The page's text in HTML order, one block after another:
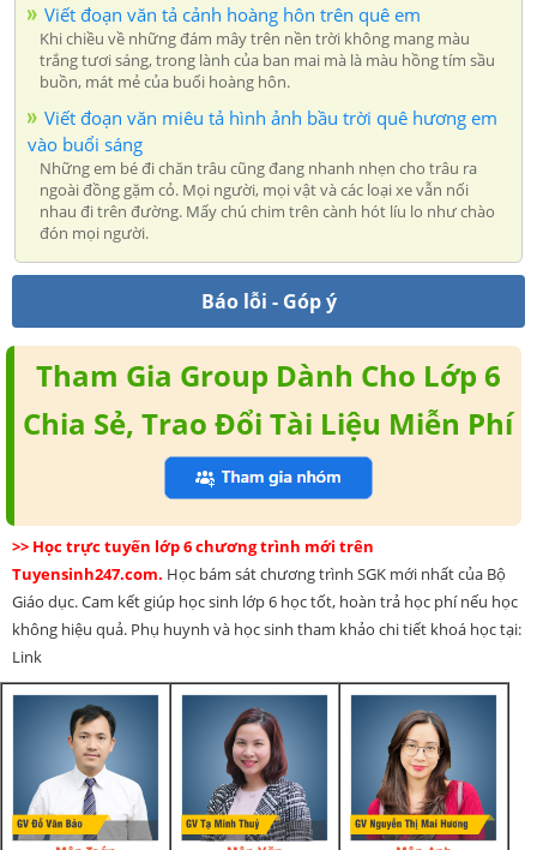
Viết đoạn văn tả cảnh hoàng hôn trên quê em
Khi chiều về những đám mây trên nền trời không mang màu
trắng tươi sáng, trong lành của ban mai mà là màu hồng tím sầu
buồn, mát mẻ của buổi hoàng hôn.
Viết đoạn văn miêu tả hình ảnh bầu trời quê hương em
vào buổi sáng
Những em bé đi chăn trâu cũng đang nhanh nhẹn cho trâu ra
ngoài đồng gặm cỏ. Mọi người, mọi vật và các loại xe vẫn nối
nhau đi trên đường. Mấy chú chim trên cành hót líu lo như chào
đón mọi người.
Báo lỗi - Góp ý
Tham Gia Group Dành Cho Lớp 6
Chia Sẻ, Trao Đổi Tài Liệu Miễn Phí
>> Học trực tuyến lớp 6 chương trình mới trên
Tuyensinh247.com. Học bám sát chương trình SGK mới nhất của Bộ
Giáo dục. Cam kết giúp học sinh lớp 6 học tốt, hoàn trả học phí nếu học
không hiệu quả. Phụ huynh và học sinh tham khảo chi tiết khoá học tại:
Link